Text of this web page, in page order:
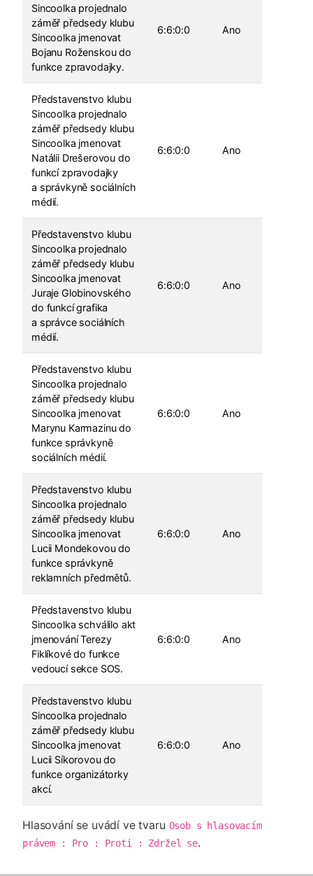
Sincoolka projednalo
záměř předsedy klubu
Sincoolka jmenovat
Bojanu Roženskou do
funkce zpravodajky.
6:6:0:0 Ano
Představenstvo klubu
Sincoolka projednalo
záměř předsedy klubu
Sincoolka jmenovat
Natálii Drešerovou do
funkcí zpravodajky
a správkyně sociálních
médií.
6:6:0:0 Ano
Představenstvo klubu
Sincoolka projednalo
záměř předsedy klubu
Sincoolka jmenovat
Juraje Globinovského
do funkcí grafika
a správce sociálních
médií.
6:6:0:0 Ano
Představenstvo klubu
Sincoolka projednalo
záměř předsedy klubu
Sincoolka jmenovat
Marynu Karmazinu do
funkce správkyně
sociálních médií.
6:6:0:0 Ano
Představenstvo klubu
Sincoolka projednalo
záměř předsedy klubu
Sincoolka jmenovat
Lucii Mondekovou do
funkce správkyně
reklamních předmětů.
6:6:0:0 Ano
Představenstvo klubu
Sincoolka schválilo akt
jmenování Terezy
Fiklíkové do funkce
vedoucí sekce SOS.
6:6:0:0 Ano
Představenstvo klubu
Sincoolka projednalo
záměř předsedy klubu
Sincoolka jmenovat
Lucii Síkorovou do
funkce organizátorky
akcí.
6:6:0:0 Ano
Hlasování se uvádí ve tvaru Osob s hlasovacím
právem : Pro : Proti : Zdržel se.